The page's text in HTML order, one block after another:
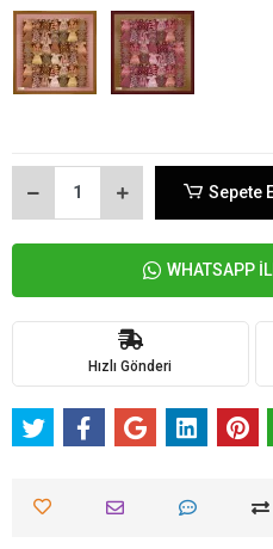
Sepete
WHATSAPP
Hızlı Gönderi